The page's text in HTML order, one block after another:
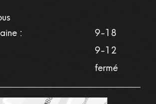
:
9-18
9-12
fermé